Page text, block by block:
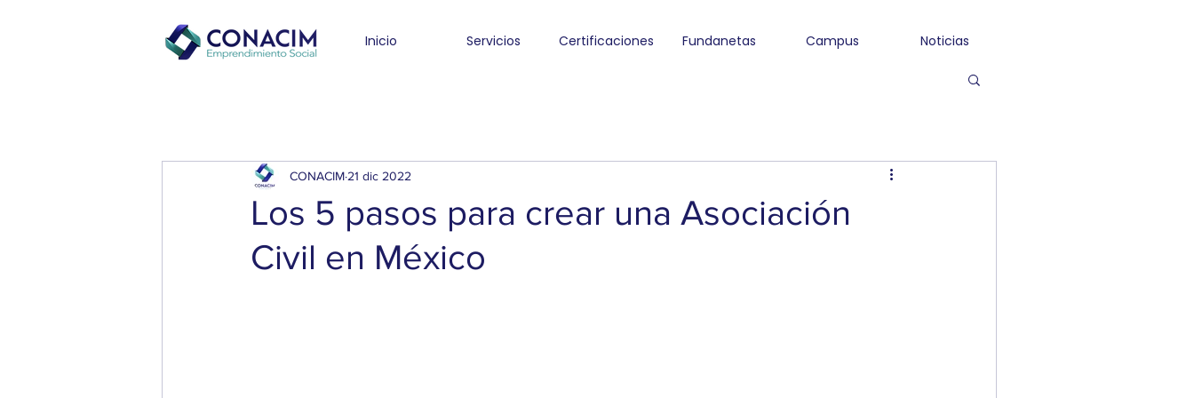
Inicio Servicios Certificaciones Fundanetas Campus Noticias
Los 5 pasos para crear una Asociación
Civil en México
CONACIM 21 dic 2022